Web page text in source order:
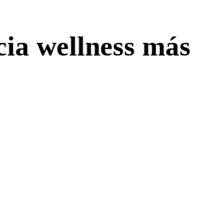
wellness más